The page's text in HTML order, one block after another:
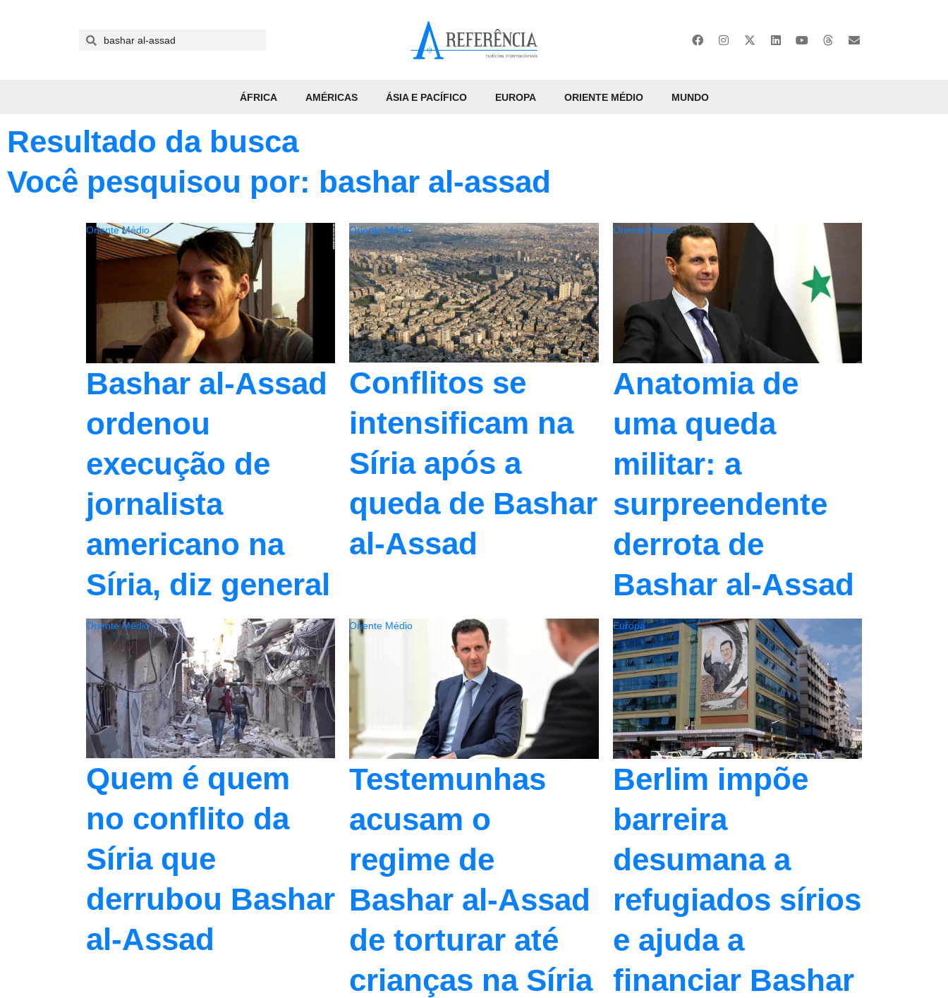
ÁFRICA AMÉRICAS ÁSIA E PACÍFICO EUROPA ORIENTE MÉDIO MUNDO
Resultado da busca
Você pesquisou por: bashar al-assad
Bashar al-Assad
ordenou
execução de
jornalista
americano na
Síria, diz general
Oriente Médio
Conflitos se
intensificam na
Síria após a
queda de Bashar
al-Assad
Oriente Médio
Anatomia de
uma queda
militar: a
surpreendente
derrota de
Bashar al-Assad
Oriente Médio
Quem é quem
no conflito da
Síria que
derrubou Bashar
al-Assad
Oriente Médio
Testemunhas
acusam o
regime de
Bashar al-Assad
de torturar até
crianças na Síria
Oriente Médio
Berlim impõe
barreira
desumana a
refugiados sírios
e ajuda a
financiar Bashar
Europa